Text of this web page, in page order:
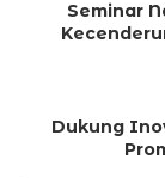
Seminar
Dukung